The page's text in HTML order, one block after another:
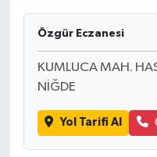
Özgür Eczanesi
KUMLUCA MAH.
NİĞDE
Yol Tarifi Al
DÜNYA
ROPORTAJ